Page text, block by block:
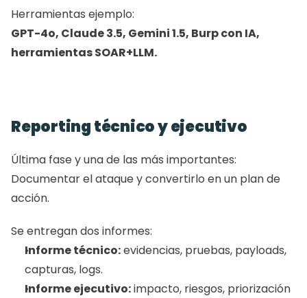
Herramientas ejemplo:
GPT-4o, Claude 3.5, Gemini 1.5, Burp con IA,
herramientas SOAR+LLM.
Reporting técnico y ejecutivo
Última fase y una de las más importantes:
Documentar el ataque y convertirlo en un plan de
acción.
Se entregan dos informes:
Informe técnico: evidencias, pruebas, payloads,
capturas, logs.
Informe ejecutivo: impacto, riesgos, priorización